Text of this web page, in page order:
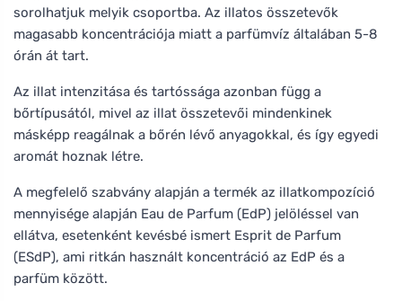
sorolhatjuk melyik csoportba. Az illatos összetevők
magasabb koncentrációja miatt a parfümvíz általában 5-8
órán át tart.
Az illat intenzitása és tartóssága azonban függ a
bőrtípusától, mivel az illat összetevői mindenkinek
másképp reagálnak a bőrén lévő anyagokkal, és így egyedi
aromát hoznak létre.
A megfelelő szabvány alapján a termék az illatkompozíció
mennyisége alapján Eau de Parfum (EdP) jelöléssel van
ellátva, esetenként kevésbé ismert Esprit de Parfum
(ESdP), ami ritkán használt koncentráció az EdP és a
parfüm között.